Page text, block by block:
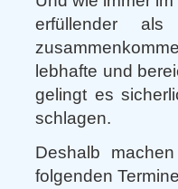
erfüllender
lebhafte und
gelingt es
schlagen.
Deshalb
folgenden